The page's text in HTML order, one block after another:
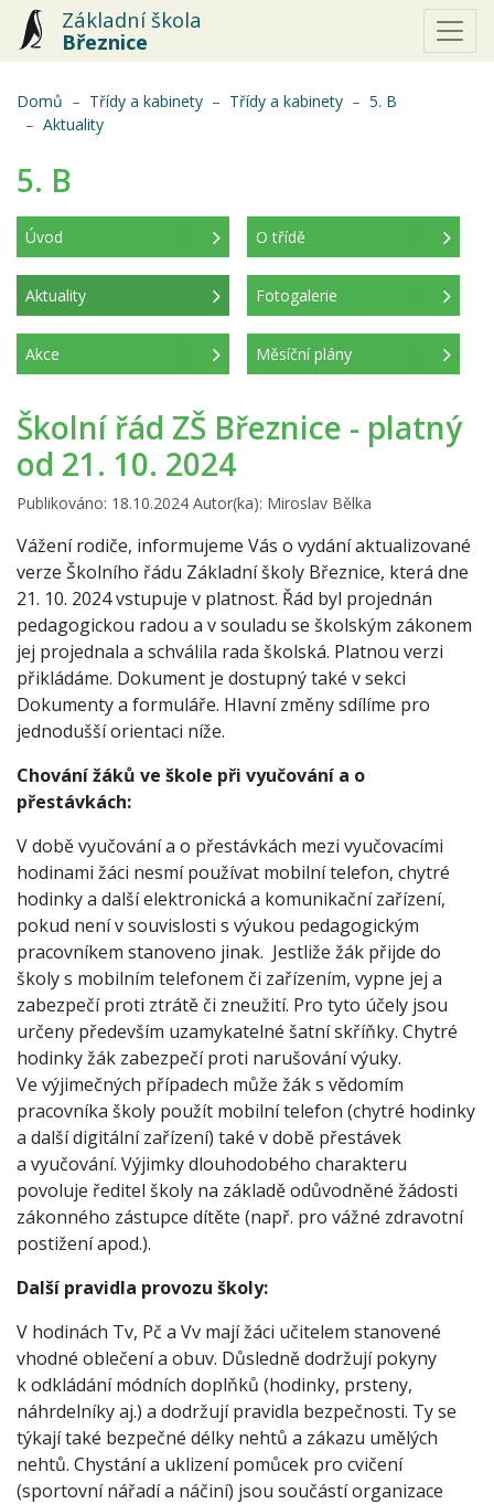
Základní škola
Březnice
Domů Třídy a kabinety Třídy a kabinety
5. B
Aktuality(aktuální)
5. B
Úvod O třídě
Aktuality
(aktuální)
Fotogalerie
Akce Měsíční plány
Školní řád ZŠ Březnice - platný
od 21. 10. 2024
Publikováno: 18.10.2024 Autor(ka): Miroslav Bělka
Vážení rodiče, informujeme Vás o vydání aktualizované
verze Školního řádu Základní školy Březnice, která dne
21. 10. 2024 vstupuje v platnost. Řád byl projednán
pedagogickou radou a v souladu se školským zákonem
jej projednala a schválila rada školská. Platnou verzi
přikládáme. Dokument je dostupný také v sekci
Dokumenty a formuláře. Hlavní změny sdílíme pro
jednodušší orientaci níže.
Chování žáků ve škole při vyučování a o
přestávkách:
V době vyučování a o přestávkách mezi vyučovacími
hodinami žáci nesmí používat mobilní telefon, chytré
hodinky a další elektronická a komunikační zařízení,
pokud není v souvislosti s výukou pedagogickým
pracovníkem stanoveno jinak. Jestliže žák přijde do
školy s mobilním telefonem či zařízením, vypne jej a
zabezpečí proti ztrátě či zneužití. Pro tyto účely jsou
určeny především uzamykatelné šatní skříňky. Chytré
hodinky žák zabezpečí proti narušování výuky.
Ve výjimečných případech může žák s vědomím
pracovníka školy použít mobilní telefon (chytré hodinky
a další digitální zařízení) také v době přestávek
a vyučování. Výjimky dlouhodobého charakteru
povoluje ředitel školy na základě odůvodněné žádosti
zákonného zástupce dítěte (např. pro vážné zdravotní
postižení apod.).
Další pravidla provozu školy:
V hodinách Tv, Pč a Vv mají žáci učitelem stanovené
vhodné oblečení a obuv. Důsledně dodržují pokyny
k odkládání módních doplňků (hodinky, prsteny,
náhrdelníky aj.) a dodržují pravidla bezpečnosti. Ty se
týkají také bezpečné délky nehtů a zákazu umělých
nehtů. Chystání a uklizení pomůcek pro cvičení
(sportovní nářadí a náčiní) jsou součástí organizace